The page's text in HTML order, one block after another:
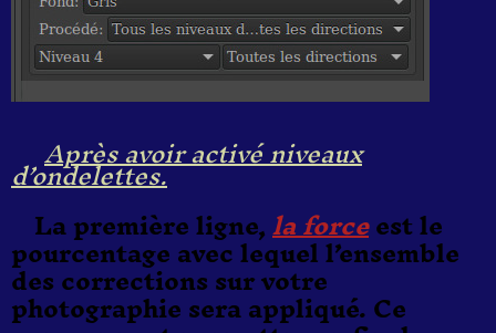
Après avoir activé niveaux
d’ondelettes.
La première ligne,la forceest le
pourcentage avec lequel l’ensemble
des corrections sur votre
photographie sera appliqué. Ce